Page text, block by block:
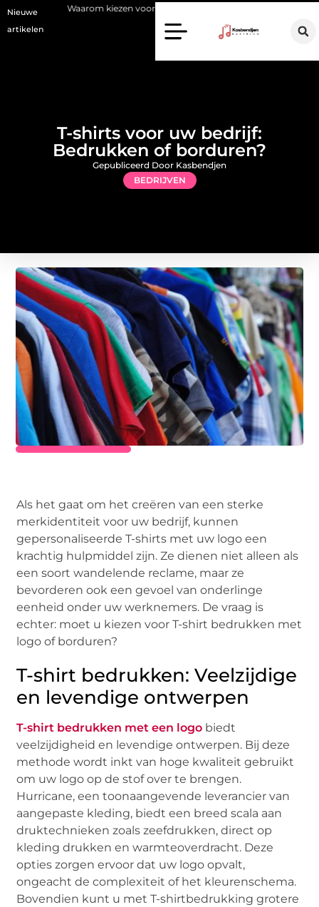
Nieuwe
artikelen
kiezen voor een stukadoor in Amersfoort?
T-shirts voor uw bedrijf:
Bedrukken of borduren?
BEDRIJVEN
Gepubliceerd Door Kasbendjen
Als het gaat om het creëren van een sterke
merkidentiteit voor uw bedrijf, kunnen
gepersonaliseerde T-shirts met uw logo een
krachtig hulpmiddel zijn. Ze dienen niet alleen als
een soort wandelende reclame, maar ze
bevorderen ook een gevoel van onderlinge
eenheid onder uw werknemers. De vraag is
echter: moet u kiezen voor T-shirt bedrukken met
logo of borduren?
T-shirt bedrukken: Veelzijdige
en levendige ontwerpen
T-shirt bedrukken met een logo biedt
veelzijdigheid en levendige ontwerpen. Bij deze
methode wordt inkt van hoge kwaliteit gebruikt
om uw logo op de stof over te brengen.
Hurricane, een toonaangevende leverancier van
aangepaste kleding, biedt een breed scala aan
druktechnieken zoals zeefdrukken, direct op
kleding drukken en warmteoverdracht. Deze
opties zorgen ervoor dat uw logo opvalt,
ongeacht de complexiteit of het kleurenschema.
Bovendien kunt u met T-shirtbedrukking grotere